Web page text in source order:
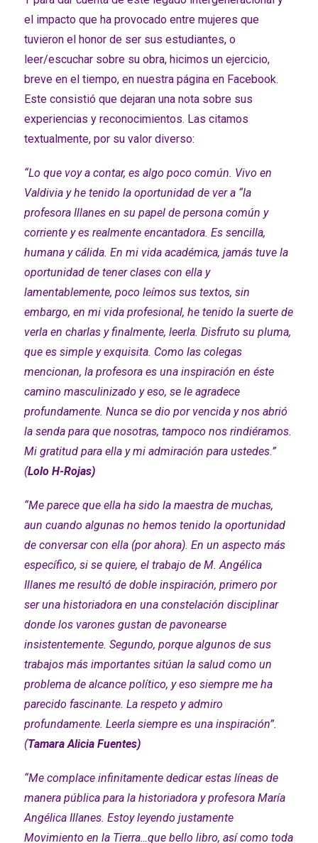
el impacto que ha provocado entre mujeres que
tuvieron el honor de ser sus estudiantes, o
leer/escuchar sobre su obra, hicimos un ejercicio,
breve en el tiempo, en nuestra página en Facebook.
Este consistió que dejaran una nota sobre sus
experiencias y reconocimientos. Las citamos
textualmente, por su valor diverso:
“Lo que voy a contar, es algo poco común. Vivo en
Valdivia y he tenido la oportunidad de ver a “la
profesora Illanes en su papel de persona común y
corriente y es realmente encantadora. Es sencilla,
humana y cálida. En mi vida académica, jamás tuve la
oportunidad de tener clases con ella y
lamentablemente, poco leímos sus textos, sin
embargo, en mi vida profesional, he tenido la suerte de
verla en charlas y finalmente, leerla. Disfruto su pluma,
que es simple y exquisita. Como las colegas
mencionan, la profesora es una inspiración en éste
camino masculinizado y eso, se le agradece
profundamente. Nunca se dio por vencida y nos abrió
la senda para que nosotras, tampoco nos rindiéramos.
Mi gratitud para ella y mi admiración para ustedes.”
(Lolo H-Rojas)
“Me parece que ella ha sido la maestra de muchas,
aun cuando algunas no hemos tenido la oportunidad
de conversar con ella (por ahora). En un aspecto más
específico, si se quiere, el trabajo de M. Angélica
Illanes me resultó de doble inspiración, primero por
ser una historiadora en una constelación disciplinar
donde los varones gustan de pavonearse
insistentemente. Segundo, porque algunos de sus
trabajos más importantes sitúan la salud como un
problema de alcance político, y eso siempre me ha
parecido fascinante. La respeto y admiro
profundamente. Leerla siempre es una inspiración”.
(Tamara Alicia Fuentes)
“Me complace infinitamente dedicar estas líneas de
manera pública para la historiadora y profesora María
Angélica Illanes. Estoy leyendo justamente
Movimiento en la Tierra…que bello libro, así como toda